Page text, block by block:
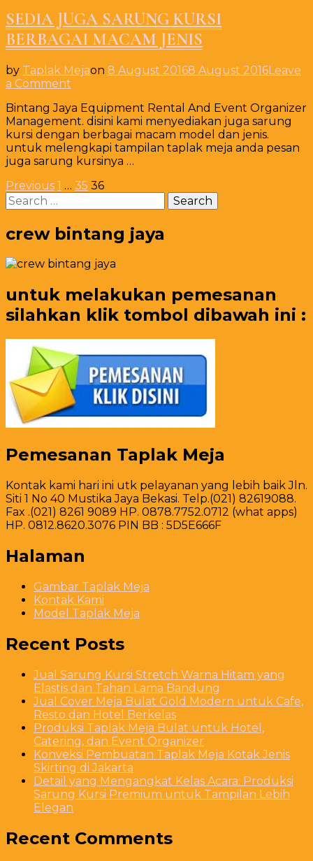
SEDIA JUGA SARUNG KURSI
BERBAGAI MACAM JENIS
by Taplak Mejaon 8 August 20168 August 2016Leave
a Comment
JUGA
SARUNG
KURSI
BERBAGAI
MACAM
Bintang Jaya Equipment Rental And Event Organizer
Management. disini kami menyediakan juga sarung
kursi dengan berbagai macam model dan jenis.
untuk melengkapi tampilan taplak meja anda pesan
juga sarung kursinya …
Posts
pagination
Previous Page
1 … Page
35 Page
36
Search
for:
crew bintang jaya
untuk melakukan pemesanan
silahkan klik tombol dibawah ini :
Pemesanan Taplak Meja
Kontak kami hari ini utk pelayanan yang lebih baik Jln.
Siti 1 No 40 Mustika Jaya Bekasi. Telp.(021) 82619088.
Fax .(021) 8261 9089 HP. 0878.7752.0712 (what apps)
HP. 0812.8620.3076 PIN BB : 5D5E666F
Halaman
Gambar Taplak Meja
Kontak Kami
Model Taplak Meja
Recent Posts
Jual Sarung Kursi Stretch Warna Hitam yang
Elastis dan Tahan Lama Bandung
Jual Cover Meja Bulat Gold Modern untuk Cafe,
Resto dan Hotel Berkelas
Produksi Taplak Meja Bulat untuk Hotel,
Catering, dan Event Organizer
Konveksi Pembuatan Taplak Meja Kotak Jenis
Skirting di Jakarta
Detail yang Mengangkat Kelas Acara: Produksi
Sarung Kursi Premium untuk Tampilan Lebih
Elegan
Recent Comments